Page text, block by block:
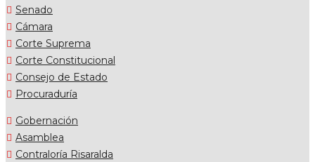
Senado
Cámara
Corte Suprema
Corte Constitucional
Consejo de Estado
Procuraduría
Gobernación
Asamblea
Contraloría Risaralda